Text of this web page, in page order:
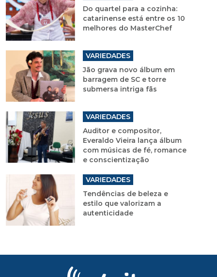
Do quartel para a cozinha:
catarinense está entre os 10
melhores do MasterChef
VARIEDADES
Jão grava novo álbum em
barragem de SC e torre
submersa intriga fãs
VARIEDADES
Auditor e compositor,
Everaldo Vieira lança álbum
com músicas de fé, romance
e conscientização
VARIEDADES
Tendências de beleza e
estilo que valorizam a
autenticidade